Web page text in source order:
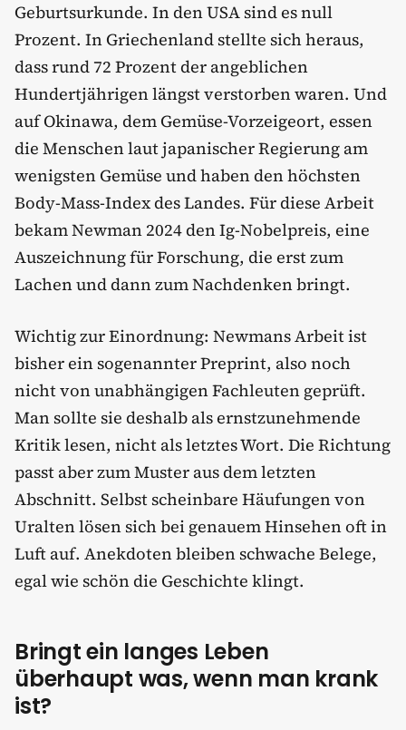
Geburtsurkunde. In den USA sind es null
Prozent. In Griechenland stellte sich heraus,
dass rund 72 Prozent der angeblichen
Hundertjährigen längst verstorben waren. Und
auf Okinawa, dem Gemüse-Vorzeigeort, essen
die Menschen laut japanischer Regierung am
wenigsten Gemüse und haben den höchsten
Body-Mass-Index des Landes. Für diese Arbeit
bekam Newman 2024 den Ig-Nobelpreis, eine
Auszeichnung für Forschung, die erst zum
Lachen und dann zum Nachdenken bringt.
Wichtig zur Einordnung: Newmans Arbeit ist
bisher ein sogenannter Preprint, also noch
nicht von unabhängigen Fachleuten geprüft.
Man sollte sie deshalb als ernstzunehmende
Kritik lesen, nicht als letztes Wort. Die Richtung
passt aber zum Muster aus dem letzten
Abschnitt. Selbst scheinbare Häufungen von
Uralten lösen sich bei genauem Hinsehen oft in
Luft auf. Anekdoten bleiben schwache Belege,
egal wie schön die Geschichte klingt.
Bringt ein langes Leben
überhaupt was, wenn man krank
ist?